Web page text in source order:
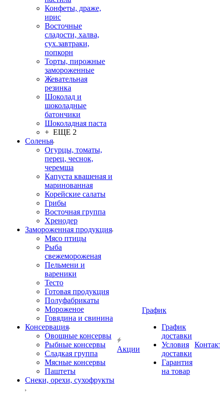
Конфеты, драже,
ирис
Восточные
сладости, халва,
сух.завтраки,
попкорн
Торты, пирожные
замороженные
Жевательная
резинка
Шоколад и
шоколадные
батончики
Шоколадная паста
+ ЕЩЕ 2
Соленья
Огурцы, томаты,
перец, чеснок,
черемша
Капуста квашеная и
маринованная
Корейские салаты
Грибы
Восточная группа
Хренодер
Замороженная продукция
Мясо птицы
Рыба
свежемороженая
Пельмени и
вареники
Тесто
Готовая продукция
Полуфабрикаты
Мороженое
Говядина и свинина
Консервация
Овощные консервы
Рыбные консервы
Сладкая группа
Мясные консервы
Паштеты
Снеки, орехи, сухофрукты
Акции
График
График
доставки
Условия
доставки
Гарантия
на товар